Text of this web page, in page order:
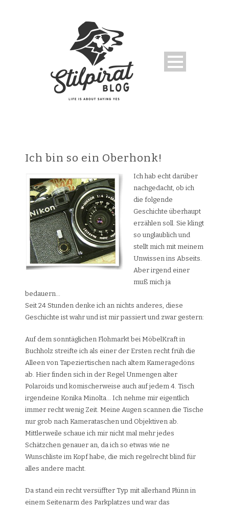
Ich bin so ein Oberhonk!
Ich hab echt darüber
nachgedacht, ob ich
die folgende
Geschichte überhaupt
erzählen soll. Sie klingt
so unglaublich und
stellt mich mit meinem
Unwissen ins Abseits.
Aber irgend einer
muß mich ja
bedauern…
Seit 24 Stunden denke ich an nichts anderes, diese
Geschichte ist wahr und ist mir passiert und zwar gestern:
Auf dem sonntäglichen Flohmarkt bei MöbelKraft in
Buchholz streifte ich als einer der Ersten recht früh die
Alleen von Tapeziertischen nach altem Kameragedöns
ab. Hier finden sich in der Regel Unmengen alter
Polaroids und komischerweise auch auf jedem 4. Tisch
irgendeine Konika Minolta… Ich nehme mir eigentlich
immer recht wenig Zeit. Meine Augen scannen die Tische
nur grob nach Kamerataschen und Objektiven ab.
Mittlerweile schaue ich mir nicht mal mehr jedes
Schätzchen genauer an, da ich so etwas wie ne
Wunschliste im Kopf habe, die mich regelrecht blind für
alles andere macht.
Da stand ein recht versüffter Typ mit allerhand Plünn in
einem Seitenarm des Parkplatzes und war das